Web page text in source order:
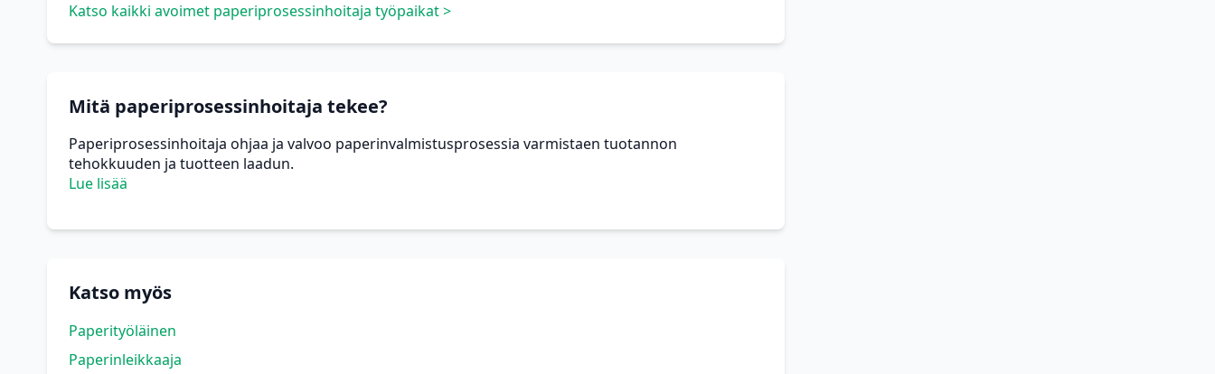
Katso kaikki avoimet paperiprosessinhoitaja työpaikat >
Mitä paperiprosessinhoitaja tekee?
Paperiprosessinhoitaja ohjaa ja valvoo paperinvalmistusprosessia varmistaen tuotannon
tehokkuuden ja tuotteen laadun.
Lue lisää
Katso myös
Paperityöläinen
Paperinleikkaaja